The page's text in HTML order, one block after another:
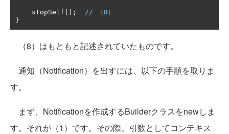
    stopSelf
();
// （8）
}
（8）はもともと記述されていたものです。
通知（Notification）を出すには、以下の手順を取りま
す。
まず、Notificationを作成するBuilderクラスをnewしま
す。それが（1）です。その際、引数としてコンテキス